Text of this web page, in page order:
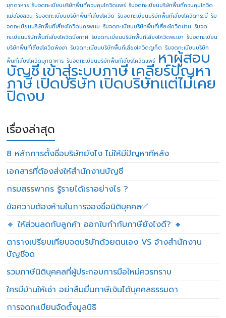
มุกดาหาร รับจดทะเบียนบริษัทพื้นที่ควบคุมโควิดแพร่ รับจดทะเบียนบริษัทพื้นที่ควบคุมโควิด
แม่ฮ่องสอน รับจดทะเบียนบริษัทพื้นที่เสี่ยงโควิด รับจดทะเบียนบริษัทพื้นที่เสี่ยงโควิดกระบี่ รับ
จดทะเบียนบริษัทพื้นที่เสี่ยงโควิดนครพนม รับจดทะเบียนบริษัทพื้นที่เสี่ยงโควิดน่าน รับจด
ทะเบียนบริษัทพื้นที่เสี่ยงโควิดบึงกาฬ รับจดทะเบียนบริษัทพื้นที่เสี่ยงโควิดพะเยา รับจดทะเบียน
บริษัทพื้นที่เสี่ยงโควิดพังงา รับจดทะเบียนบริษัทพื้นที่เสี่ยงโควิดภูเก็ต รับจดทะเบียนบริษัท
พื้นที่เสี่ยงโควิดมุกดาหาร รับจดทะเบียนบริษัทพื้นที่เสี่ยงโควิดแพร่ หาผู้สอบ
บัญชี เข้าสู่ระบบภาษี เคลียร์ปัญหา
ภาษีเปิดบริษัทเปิดบริษัทแต่ไม่เคย
ปิดงบ
เรื่องล่าสุด
8 หลักการตั้งชื่อบริษัทยังไง ไม่ให้มีปัญหาทีหลัง
เอกสารที่ต้องส่งให้สำนักงานบัญชี
กรมสรรพากร รู้รายได้เราอย่างไร ?
ข้อความต้องห้ามในการจองชื่อนิติบุคคล✅
🔸 ให้ส่วนลดกับลูกค้า ออกใบกำกับภาษียังไงดี? 🔸
ตารางเปรียบเทียบจดบริษัทด้วยตนเอง VS จ้างสำนักงาน
บัญชีจด
รวมภาษีนิติบุคคลที่ผู้ประกอบการมือใหม่ควรทราบ
ใครมีบ้านให้เช่า อย่าลืมยื่นภาษีเงินได้บุคคลธรรมดา
การจดทะเบียนจัดตั้งมูลนิธิ